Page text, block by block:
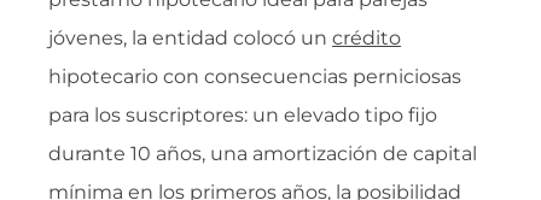
jóvenes, la entidad colocó un crédito
hipotecario con consecuencias perniciosas
para los suscriptores: un elevado tipo fijo
durante 10 años, una amortización de capital
mínima en los primeros años, la posibilidad